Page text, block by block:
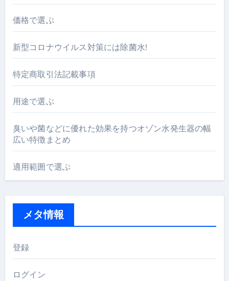
価格で選ぶ
新型コロナウイルス対策には除菌水!
特定商取引法記載事項
用途で選ぶ
臭いや菌などに優れた効果を持つオゾン水発生器の幅
広い特徴まとめ
適用範囲で選ぶ
メタ情報
登録
ログイン